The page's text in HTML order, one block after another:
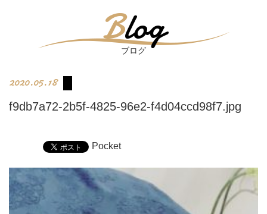
Blog
ブログ
2020.05.18
f9db7a72-2b5f-4825-96e2-f4d04ccd98f7.jpg
Pocket